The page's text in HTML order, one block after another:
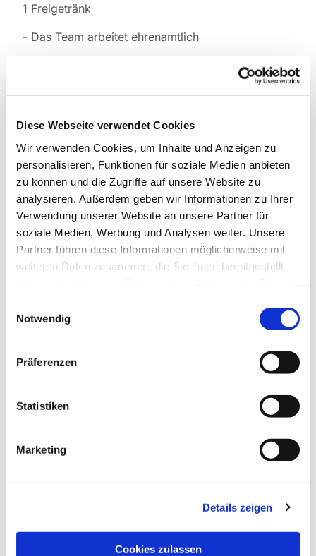
Diese Webseite verwendet Cookies
Wir verwenden Cookies, um Inhalte und Anzeigen zu
personalisieren, Funktionen für soziale Medien anbieten
zu können und die Zugriffe auf unsere Website zu
analysieren. Außerdem geben wir Informationen zu Ihrer
Verwendung unserer Website an unsere Partner für
soziale Medien, Werbung und Analysen weiter. Unsere
Partner führen diese Informationen möglicherweise mit
weiteren Daten zusammen, die Sie ihnen bereitgestellt
Notwendig
Präferenzen
Statistiken
Marketing
Details zeigen
Cookies zulassen
1 Freigetränk
- Das Team arbeitet ehrenamtlich
Dies könnte Sie auch